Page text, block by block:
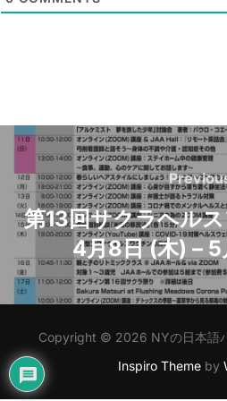
Post
navigation
第13回サクラヘル
4月8日 (木) –
Copyright © 2026 NYの日本語
Inspiro Themeby